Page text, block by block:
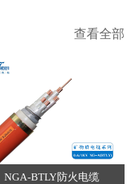
查看全部
NGA-BTLY防火电缆